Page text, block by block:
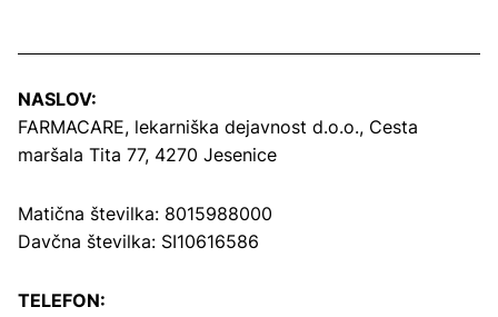
NASLOV:
FARMACARE, lekarniška dejavnost d.o.o., Cesta
maršala Tita 77, 4270 Jesenice
Matična številka: 8015988000
Davčna številka: SI10616586
TELEFON: